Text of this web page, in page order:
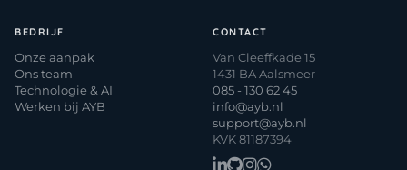
BEDRIJF
Onze aanpak
Ons team
Technologie & AI
Werken bij AYB
CONTACT
Van Cleeffkade 15
1431 BA Aalsmeer
085 - 130 62 45
info@ayb.nl
support@ayb.nl
KVK 81187394